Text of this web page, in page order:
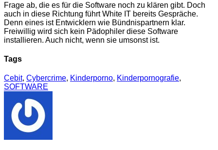
Frage ab, die es für die Software noch zu klären gibt. Doch
auch in diese Richtung führt White IT bereits Gespräche.
Denn eines ist Entwicklern wie Bündnispartnern klar.
Freiwillig wird sich kein Pädophiler diese Software
installieren. Auch nicht, wenn sie umsonst ist.
Tags
Cebit, Cybercrime, Kinderporno, Kinderpornografie,
SOFTWARE